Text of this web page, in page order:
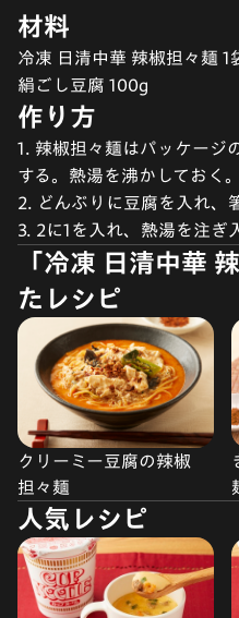
材料
冷凍 日清中華 辣椒担々麺 1
絹ごし豆腐 100g
作り方
1. 辣椒担々麺はパッケージ
する。熱湯を沸かしておく。
2. どんぶりに豆腐を入れ、
3. 2に1を入れ、熱湯を注ぎ
「冷凍 日清中華
たレシピ
クリーミー豆腐の辣椒
担々麺
人気レシピ